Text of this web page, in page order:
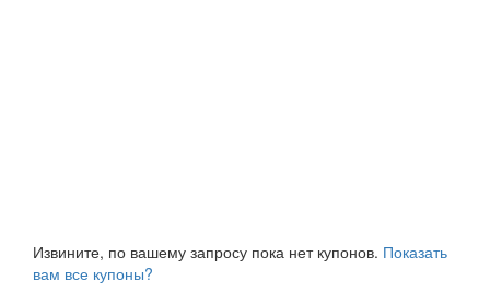
Извините, по вашему запросу пока нет купонов. Показать
вам все купоны?